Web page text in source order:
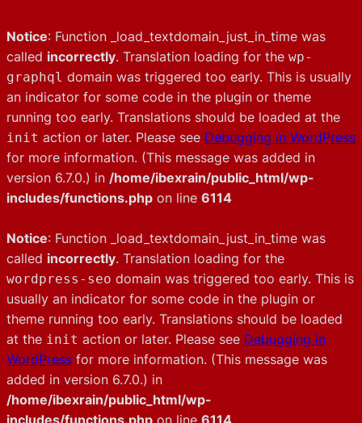
Notice: Function _load_textdomain_just_in_time was
called incorrectly. Translation loading for the wp-
graphql domain was triggered too early. This is usually
an indicator for some code in the plugin or theme
running too early. Translations should be loaded at the
init action or later. Please see Debugging in WordPress
for more information. (This message was added in
version 6.7.0.) in /home/ibexrain/public_html/wp-
includes/functions.php on line 6114
Notice: Function _load_textdomain_just_in_time was
called incorrectly. Translation loading for the
wordpress-seo domain was triggered too early. This is
usually an indicator for some code in the plugin or
theme running too early. Translations should be loaded
at the init action or later. Please see Debugging in
WordPress for more information. (This message was
added in version 6.7.0.) in
/home/ibexrain/public_html/wp-
includes/functions.php on line 6114